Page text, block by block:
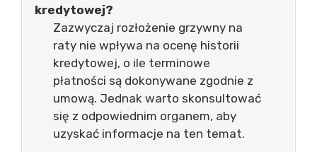
kredytowej?
Zazwyczaj rozłożenie grzywny na
raty nie wpływa na ocenę historii
kredytowej, o ile terminowe
płatności są dokonywane zgodnie z
umową. Jednak warto skonsultować
się z odpowiednim organem, aby
uzyskać informacje na ten temat.